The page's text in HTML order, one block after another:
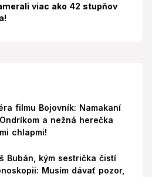
viac ako 42 stupňov
filmu Bojovník: Namakaní
a nežná herečka
chlapmi!
Bubán, kým sestrička čistí
Musím dávať pozor,